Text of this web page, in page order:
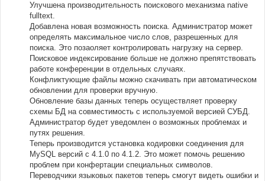
Улучшена производительность поискового механизма native
fulltext.
Добавлена новая возможность поиска. Администратор может
определять максимальное число слов, разрешенных для
поиска. Это позаоляет контролировать нагрузку на сервер.
Поисковое индексирование больше не должно препятствовать
работе конференции в отдельных случаях.
Конфликтующие файлы можно скачивать при автоматическом
обновлении для проверки вручную.
Обновление базы данных теперь осуществляет проверку
схемы БД на совместимость с используемой версией СУБД.
Администратор будет уведомлен о возможных проблемах и
путях решения.
Теперь производится установка кодировки соединения для
MySQL версий с 4.1.0 по 4.1.2. Это может помочь решению
проблем при конфертации специальных символов.
Переводчики языковых пакетов теперь смогут видеть ошибки и